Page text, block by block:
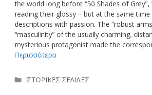
the world long before “50 Shades of
reading their glossy – but at the same time
descriptions with passion. The “robust
“masculinity” of the usually charming,
mysterious protagonist made the
Περισσότερα
Κατηγορίες
ΙΣΤΟΡΙΚΕΣ ΣΕΛΙΔΕΣ